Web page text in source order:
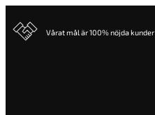
Vårat mål är 100% nöjda kunder